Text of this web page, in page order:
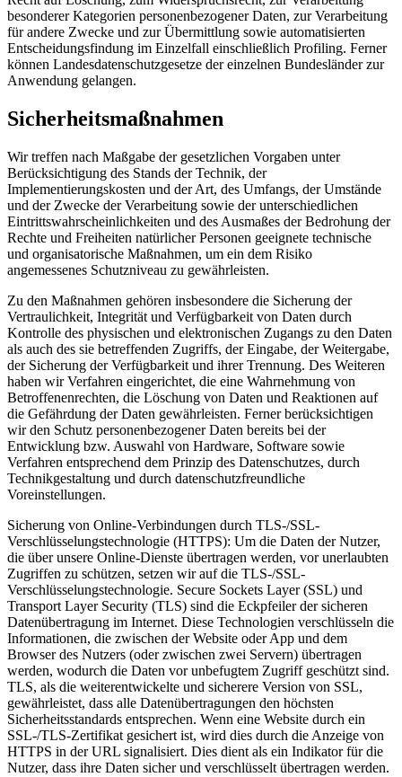
besonderer Kategorien personenbezogener Daten, zur Verarbeitung
für andere Zwecke und zur Übermittlung sowie automatisierten
Entscheidungsfindung im Einzelfall einschließlich Profiling. Ferner
können Landesdatenschutzgesetze der einzelnen Bundesländer zur
Anwendung gelangen.
Sicherheitsmaßnahmen
Wir treffen nach Maßgabe der gesetzlichen Vorgaben unter
Berücksichtigung des Stands der Technik, der
Implementierungskosten und der Art, des Umfangs, der Umstände
und der Zwecke der Verarbeitung sowie der unterschiedlichen
Eintrittswahrscheinlichkeiten und des Ausmaßes der Bedrohung der
Rechte und Freiheiten natürlicher Personen geeignete technische
und organisatorische Maßnahmen, um ein dem Risiko
angemessenes Schutzniveau zu gewährleisten.
Zu den Maßnahmen gehören insbesondere die Sicherung der
Vertraulichkeit, Integrität und Verfügbarkeit von Daten durch
Kontrolle des physischen und elektronischen Zugangs zu den Daten
als auch des sie betreffenden Zugriffs, der Eingabe, der Weitergabe,
der Sicherung der Verfügbarkeit und ihrer Trennung. Des Weiteren
haben wir Verfahren eingerichtet, die eine Wahrnehmung von
Betroffenenrechten, die Löschung von Daten und Reaktionen auf
die Gefährdung der Daten gewährleisten. Ferner berücksichtigen
wir den Schutz personenbezogener Daten bereits bei der
Entwicklung bzw. Auswahl von Hardware, Software sowie
Verfahren entsprechend dem Prinzip des Datenschutzes, durch
Technikgestaltung und durch datenschutzfreundliche
Voreinstellungen.
Sicherung von Online-Verbindungen durch TLS-/SSL-
Verschlüsselungstechnologie (HTTPS): Um die Daten der Nutzer,
die über unsere Online-Dienste übertragen werden, vor unerlaubten
Zugriffen zu schützen, setzen wir auf die TLS-/SSL-
Verschlüsselungstechnologie. Secure Sockets Layer (SSL) und
Transport Layer Security (TLS) sind die Eckpfeiler der sicheren
Datenübertragung im Internet. Diese Technologien verschlüsseln die
Informationen, die zwischen der Website oder App und dem
Browser des Nutzers (oder zwischen zwei Servern) übertragen
werden, wodurch die Daten vor unbefugtem Zugriff geschützt sind.
TLS, als die weiterentwickelte und sicherere Version von SSL,
gewährleistet, dass alle Datenübertragungen den höchsten
Sicherheitsstandards entsprechen. Wenn eine Website durch ein
SSL-/TLS-Zertifikat gesichert ist, wird dies durch die Anzeige von
HTTPS in der URL signalisiert. Dies dient als ein Indikator für die
Nutzer, dass ihre Daten sicher und verschlüsselt übertragen werden.